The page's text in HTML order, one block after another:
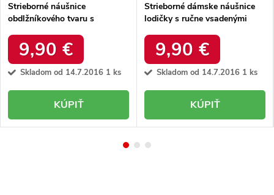
Strieborné náušnice
obdlžníkového tvaru s
MS15989
9,90 €
Skladom od 14.7.2016 1 ks
KÚPIŤ
Strieborné dámske náušnice
lodičky s ručne vsadenými
MS7355
9,90 €
Skladom od 14.7.2016 1 ks
KÚPIŤ